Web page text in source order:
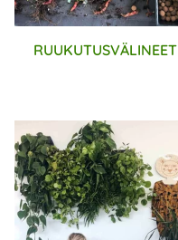
RUUKUTUSVÄLINEET